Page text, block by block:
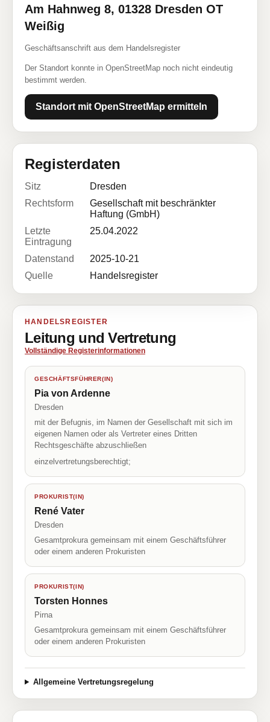
Am Hahnweg 8, 01328 Dresden OT
Weißig
Geschäftsanschrift aus dem Handelsregister
Der Standort konnte in OpenStreetMap noch nicht eindeutig
bestimmt werden.
Standort mit OpenStreetMap ermitteln
Registerdaten
Sitz
Dresden
Rechtsform
Gesellschaft mit beschränkter
Haftung (GmbH)
Letzte
Eintragung
25.04.2022
Datenstand
2025-10-21
Quelle
Handelsregister
HANDELSREGISTER
Leitung und Vertretung
Vollständige Registerinformationen
GESCHÄFTSFÜHRER(IN)
Pia von Ardenne
Dresden
mit der Befugnis, im Namen der Gesellschaft mit sich im
eigenen Namen oder als Vertreter eines Dritten
Rechtsgeschäfte abzuschließen
einzelvertretungsberechtigt;
PROKURIST(IN)
René Vater
Dresden
Gesamtprokura gemeinsam mit einem Geschäftsführer
oder einem anderen Prokuristen
PROKURIST(IN)
Torsten Honnes
Pirna
Gesamtprokura gemeinsam mit einem Geschäftsführer
oder einem anderen Prokuristen
Allgemeine Vertretungsregelung